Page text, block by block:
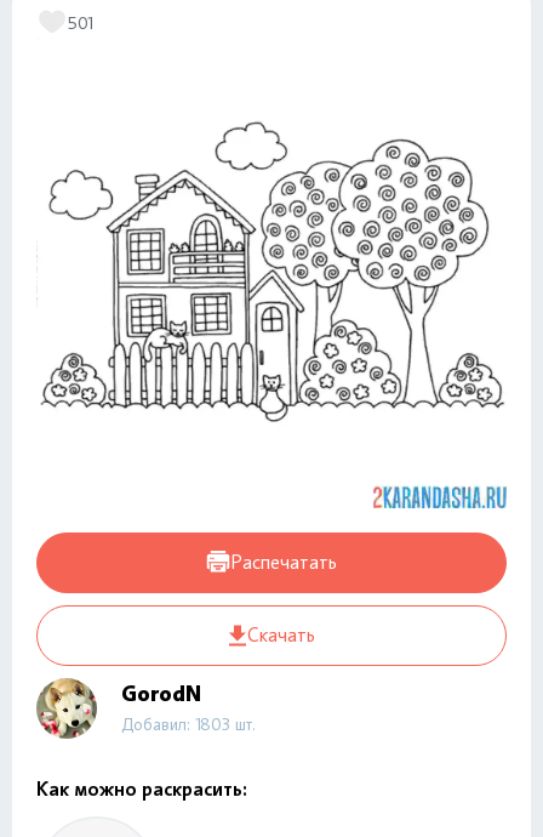
501
Распечатать
Скачать
GorodN
Добавил: 1803 шт.
Как можно раскрасить: